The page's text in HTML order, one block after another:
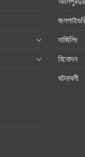
দার্জিলিং
বিনোদন
ঘটনাবলী